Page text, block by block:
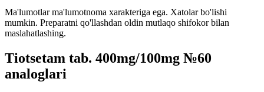
Ma'lumotlar ma'lumotnoma xarakteriga ega. Xatolar bo'lishi
mumkin. Preparatni qo'llashdan oldin mutlaqo shifokor bilan
maslahatlashing.
Tiotsetam tab. 400mg/100mg №60
analoglari